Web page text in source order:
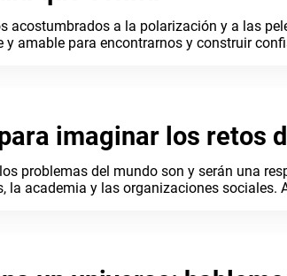
acostumbrados a la polarización y a las
y amable para encontrarnos y construir
imaginar los retos
problemas del mundo son y serán una
la academia y las organizaciones sociales.